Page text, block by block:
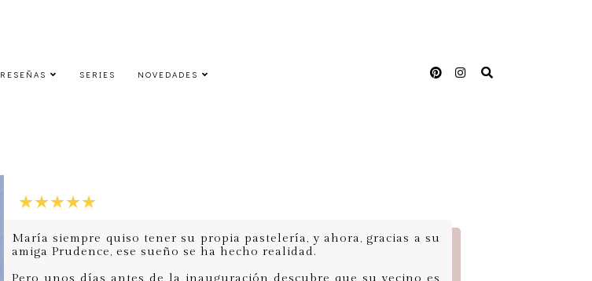
RESEÑAS SERIES NOVEDADES
María siempre quiso tener su propia pastelería, y ahora, gracias a su
amiga Prudence, ese sueño se ha hecho realidad.